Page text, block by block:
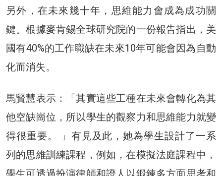
另外，在未來幾十年，思維能力會成為成功關
鍵。根據麥肯錫全球研究院的一份報告指出，美
國有40%的工作職缺在未來10年可能會因為自動
化而消失。
馬賢慧表示：「其實這些工種在未來會轉化為其
他空缺崗位，所以學生的觀察力和思維能力就變
得很重要。 」有見及此，她為學生設計了一系
列的思維訓練課程，例如，在模擬法庭課程中，
學生可透過扮演律師和證人以鍛鍊多方面思考和